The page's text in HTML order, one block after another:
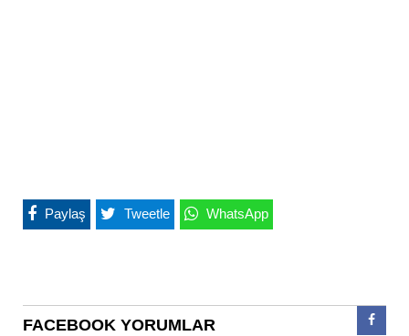
Paylaş Tweetle WhatsApp
FACEBOOK YORUMLAR